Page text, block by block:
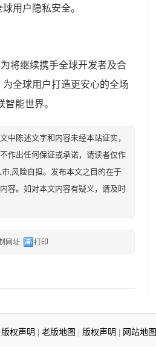
用户隐私安全。
将继续携手全球开发者及合
全球用户打造更安心的全场
能世界。
中陈述文字和内容未经本站证实，
作出任何保证或承诺，请读者仅作
,风险自担。发布本文之目的在于
容。如对本文内容有疑义，请及时
网址 打印
版权声明 老版地图 版权声明 网站地图